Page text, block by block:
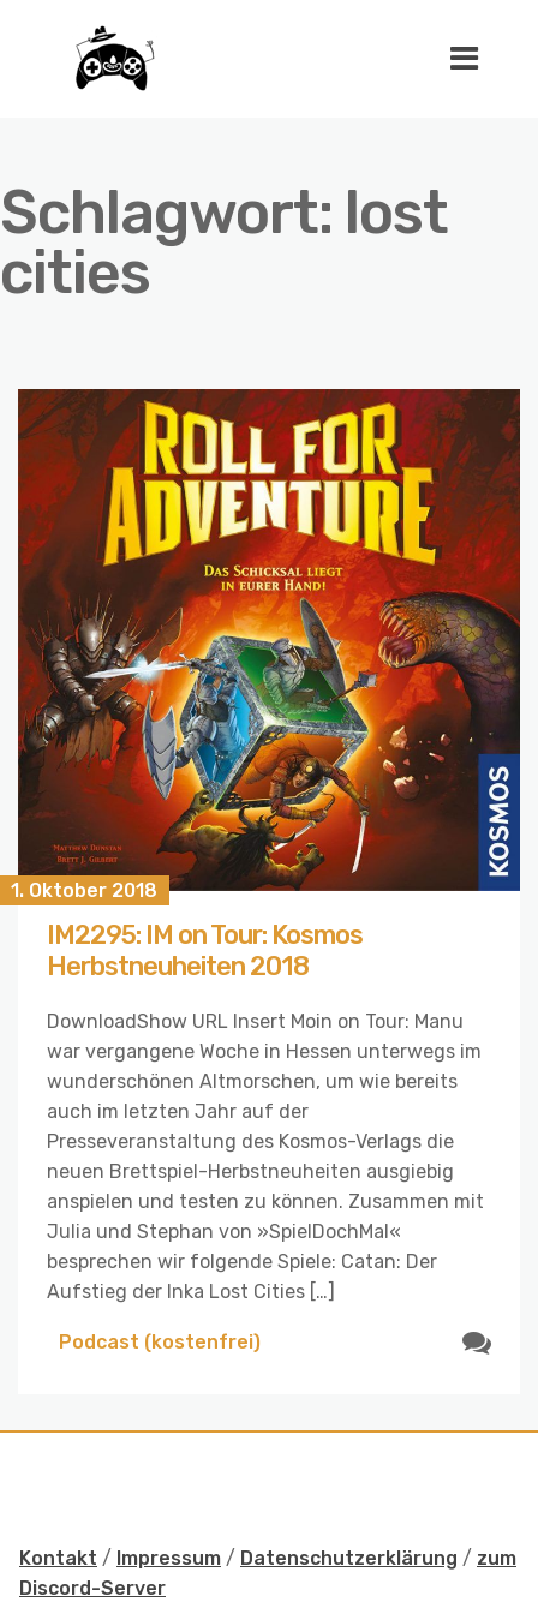
Schlagwort: lost
cities
1. Oktober 2018
IM2295: IM on Tour: Kosmos
Herbstneuheiten 2018
DownloadShow URL Insert Moin on Tour: Manu
war vergangene Woche in Hessen unterwegs im
wunderschönen Altmorschen, um wie bereits
auch im letzten Jahr auf der
Presseveranstaltung des Kosmos-Verlags die
neuen Brettspiel-Herbstneuheiten ausgiebig
anspielen und testen zu können. Zusammen mit
Julia und Stephan von »SpielDochMal«
besprechen wir folgende Spiele: Catan: Der
Aufstieg der Inka Lost Cities […]
Podcast (kostenfrei)
Kontakt / Impressum / Datenschutzerklärung / zum
Discord-Server